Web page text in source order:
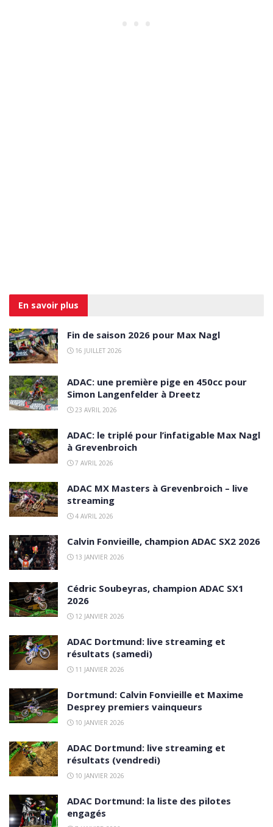
En savoir plus
Fin de saison 2026 pour Max Nagl
16 JUILLET 2026
ADAC: une première pige en 450cc pour
Simon Langenfelder à Dreetz
23 AVRIL 2026
ADAC: le triplé pour l’infatigable Max Nagl
à Grevenbroich
7 AVRIL 2026
ADAC MX Masters à Grevenbroich – live
streaming
4 AVRIL 2026
Calvin Fonvieille, champion ADAC SX2 2026
13 JANVIER 2026
Cédric Soubeyras, champion ADAC SX1
2026
12 JANVIER 2026
ADAC Dortmund: live streaming et
résultats (samedi)
11 JANVIER 2026
Dortmund: Calvin Fonvieille et Maxime
Desprey premiers vainqueurs
10 JANVIER 2026
ADAC Dortmund: live streaming et
résultats (vendredi)
10 JANVIER 2026
ADAC Dortmund: la liste des pilotes
engagés